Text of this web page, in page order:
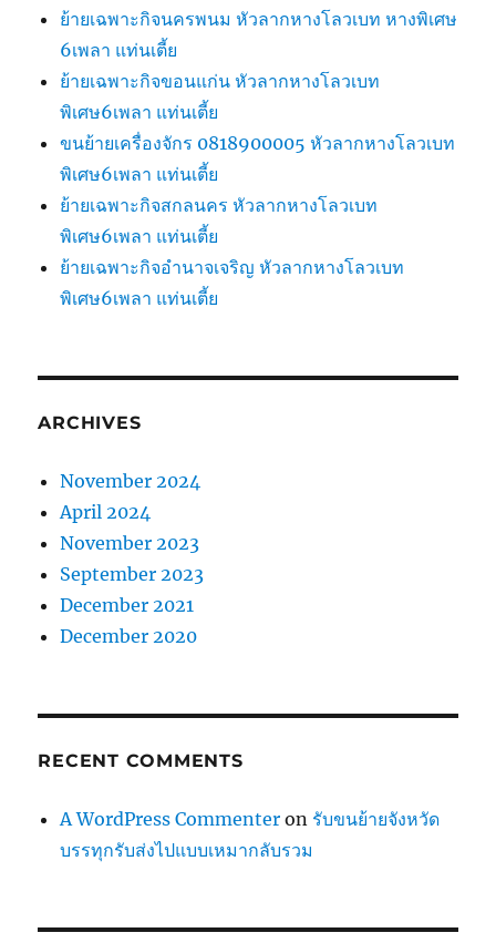
ย้ายเฉพาะกิจนครพนม หัวลากหางโลวเบท หางพิเศษ
6เพลา แท่นเตี้ย
ย้ายเฉพาะกิจขอนแก่น หัวลากหางโลวเบท
พิเศษ6เพลา แท่นเตี้ย
ขนย้ายเครื่องจักร 0818900005 หัวลากหางโลวเบท
พิเศษ6เพลา แท่นเตี้ย
ย้ายเฉพาะกิจสกลนคร หัวลากหางโลวเบท
พิเศษ6เพลา แท่นเตี้ย
ย้ายเฉพาะกิจอำนาจเจริญ หัวลากหางโลวเบท
พิเศษ6เพลา แท่นเตี้ย
ARCHIVES
November 2024
April 2024
November 2023
September 2023
December 2021
December 2020
RECENT COMMENTS
A WordPress Commenter on รับขนย้ายจังหวัด
บรรทุกรับส่งไปแบบเหมากลับรวม